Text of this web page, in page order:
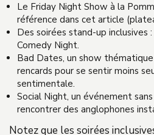
Le Friday Night Show à la
référence dans cet article
Des soirées stand-up inclusives
Comedy Night.
Bad Dates, un show
rencards pour se sentir moins
sentimentale.
Social Night, un événement
rencontrer des anglophones
Notez que les soirées